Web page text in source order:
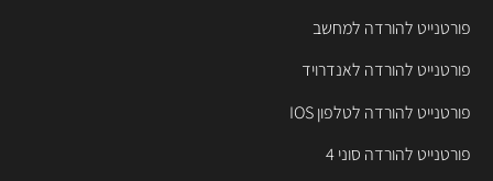
פורטנייט להורדה למחשב
פורטנייט להורדה לאנדרויד
פורטנייט להורדה לטלפון IOS
פורטנייט להורדה סוני 4